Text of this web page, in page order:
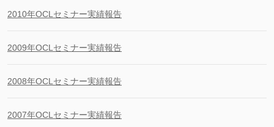
2010年OCLセミナー実績報告
2009年OCLセミナー実績報告
2008年OCLセミナー実績報告
2007年OCLセミナー実績報告